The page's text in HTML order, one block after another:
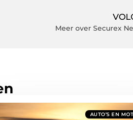
Meer over Securex
AUTO’S EN